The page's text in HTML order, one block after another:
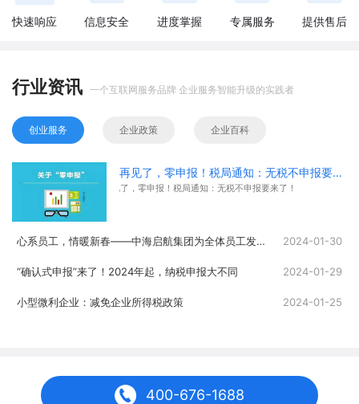
快速响应 信息安全 进度掌握 专属服务 提供售后
行业资讯 一个互联网服务品牌 企业服务智能升级的实践者
创业服务 企业政策 企业百科
再见了，零申报！税局通知：无税不申报要来了！
再见了，零申报！税局通知：无税不申报要来了！
心系员工，情暖新春——中海启航集团为全体员工发放春节福利 2024-01-30
“确认式申报”来了！2024年起，纳税申报大不同 2024-01-29
小型微利企业：减免企业所得税政策 2024-01-25
400-676-1688